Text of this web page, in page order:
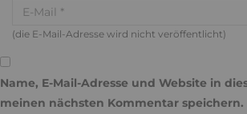
(die E-Mail-Adresse wird nicht veröffentlicht)
Name, E-Mail-Adresse und Website in
meinen nächsten Kommentar speichern.